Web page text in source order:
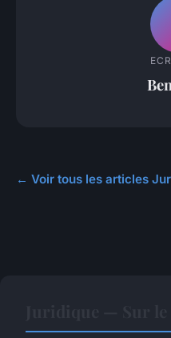
← Voir tous les articles